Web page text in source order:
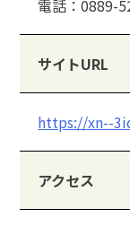
電話：0889-
サイトURL
https://xn--
アクセス